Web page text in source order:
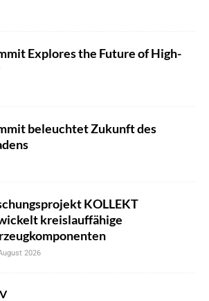
Explores the Future of High-
beleuchtet Zukunft des
KOLLEKT
kreislauffähige
2026